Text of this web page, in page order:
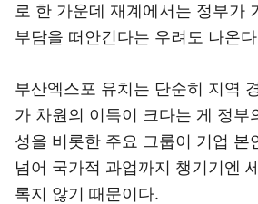
로 한 가운데 재계에서는 정부가
부담을 떠안긴다는 우려도 나온
부산엑스포 유치는 단순히 지역
가 차원의 이득이 크다는 게 정부
성을 비롯한 주요 그룹이 기업 본
넘어 국가적 과업까지 챙기기엔
록지 않기 때문이다.